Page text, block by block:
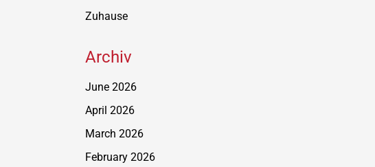
Zuhause
Archiv
June 2026
April 2026
March 2026
February 2026